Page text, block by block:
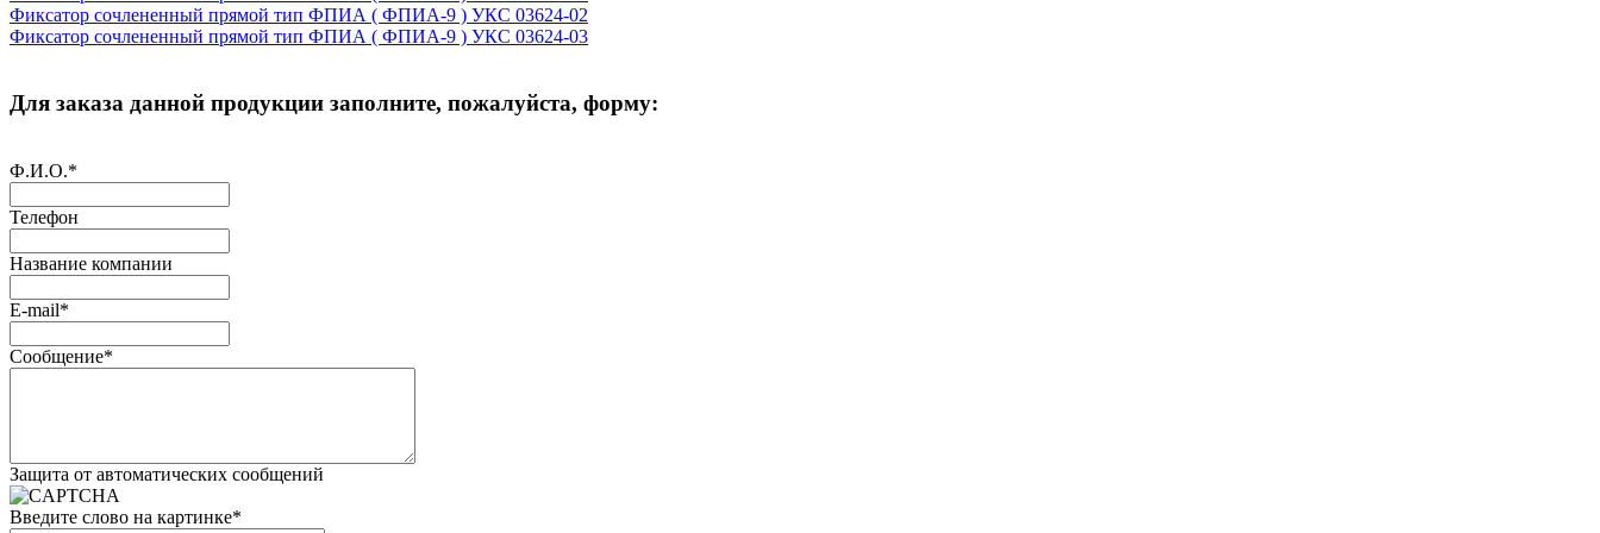
Фиксатор сочлененный прямой тип ФПИА ( ФПИА-9 ) УКС 03624-02
Фиксатор сочлененный прямой тип ФПИА ( ФПИА-9 ) УКС 03624-03
Для заказа данной продукции заполните, пожалуйста, форму:
Ф.И.О.*
Телефон
Название компании
E-mail*
Сообщение*
Защита от автоматических сообщений
Введите слово на картинке*